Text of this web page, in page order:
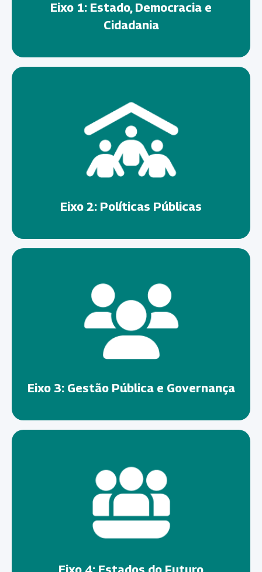
Eixo 1: Estado, Democracia e
Cidadania
Eixo 2: Políticas Públicas
Eixo 3: Gestão Pública e Governança